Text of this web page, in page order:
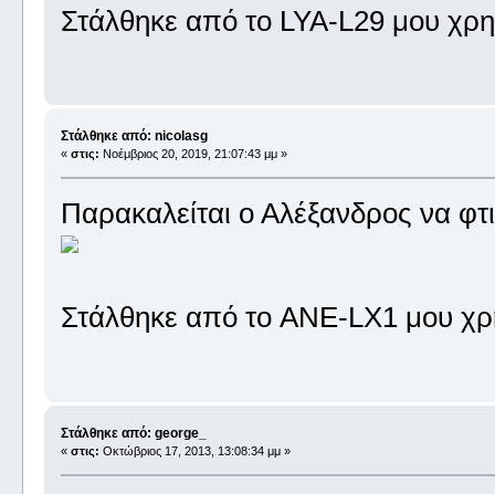
Στάλθηκε από το LYA-L29 μου
Στάλθηκε από: nicolasg
« στις: Νοέμβριος 20, 2019, 21:07:43 μμ »
Παρακαλείται ο Αλέξανδρος να
Στάλθηκε από το ANE-LX1 μου
Στάλθηκε από: george_
« στις: Οκτώβριος 17, 2013, 13:08:34 μμ »